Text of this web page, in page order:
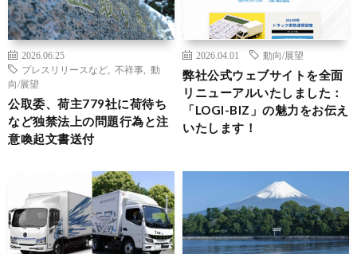
2026.06.25
プレスリリースなど
不祥事
動
向/展望
公取委、荷主779社に荷待ち
など独禁法上の問題行為と注
意喚起文書送付
2026.04.01 動向/展望
弊社公式ウェブサイトを全面
リニューアルいたしました：
「LOGI-BIZ」の魅力をお伝え
いたします！